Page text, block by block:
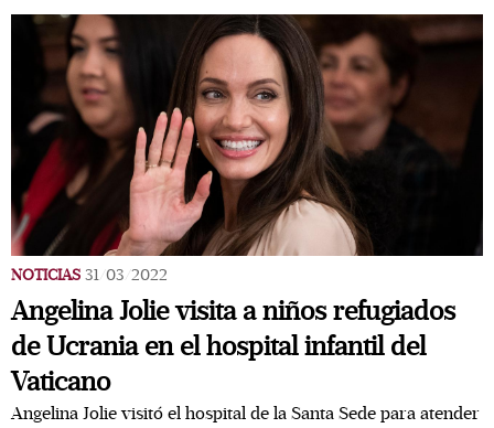
NOTICIAS 31/03/2022
Angelina Jolie visita a niños refugiados
de Ucrania en el hospital infantil del
Vaticano
Angelina Jolie visitó el hospital de la Santa Sede para atender